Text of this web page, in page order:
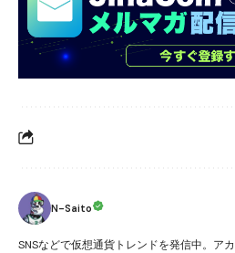
N-Saito
SNSなどで仮想通貨トレンドを発信中。ア